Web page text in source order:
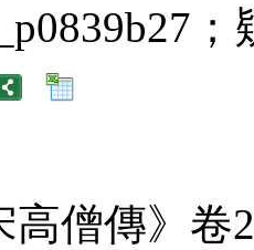
僧傳》卷